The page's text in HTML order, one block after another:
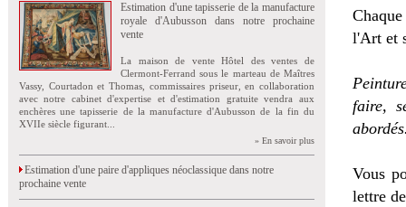
Estimation d'une tapisserie de la manufacture
royale d'Aubusson dans notre prochaine
vente
La maison de vente Hôtel des ventes de
Clermont-Ferrand sous le marteau de Maîtres
Vassy, Courtadon et Thomas, commissaires priseur, en collaboration
avec notre cabinet d'expertise et d'estimation gratuite vendra aux
enchères une tapisserie de la manufacture d'Aubusson de la fin du
XVIIe siècle figurant...
» En savoir plus
Estimation d'une paire d'appliques néoclassique dans notre
prochaine vente
l'Art et
faire,
Vous
lettre